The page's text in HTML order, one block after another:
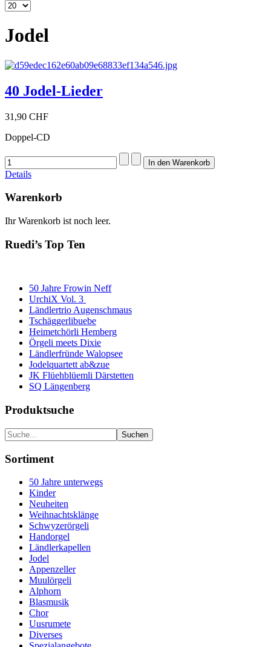
Jodel
40 Jodel-Lieder
31,90 CHF
Doppel-CD
Details
Warenkorb
Ihr Warenkorb ist noch leer.
Ruedi’s Top Ten
50 Jahre Frowin Neff
UrchiX Vol. 3
Ländlertrio Augenschmaus
Tschäggerlibuebe
Heimetchörli Hemberg
Örgeli meets Dixie
Ländlerfründe Walopsee
Jodelquartett ab&zue
JK Flüehblüemli Därstetten
SQ Längenberg
Produktsuche
Sortiment
50 Jahre unterwegs
Kinder
Neuheiten
Weihnachtsklänge
Schwyzerörgeli
Handorgel
Ländlerkapellen
Jodel
Appenzeller
Muulörgeli
Alphorn
Blasmusik
Chor
Uusrumete
Diverses